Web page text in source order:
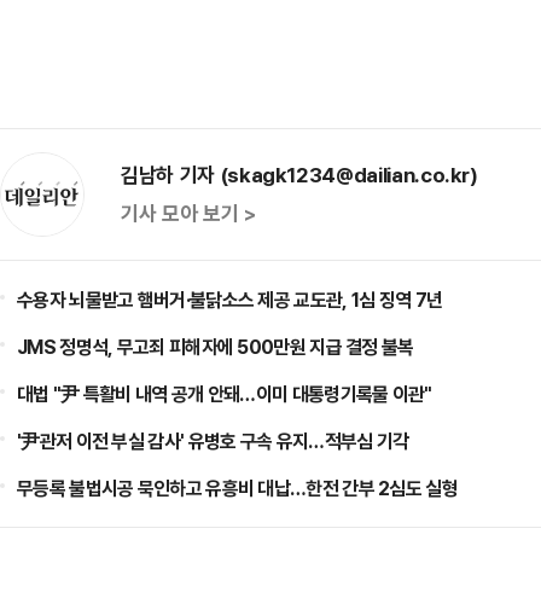
김남하 기자 (skagk1234@dailian.co.kr)
기사 모아 보기 >
수용자 뇌물받고 햄버거·불닭소스 제공 교도관, 1심 징역 7년
JMS 정명석, 무고죄 피해자에 500만원 지급 결정 불복
대법 "尹 특활비 내역 공개 안돼…이미 대통령기록물 이관"
'尹관저 이전 부실 감사' 유병호 구속 유지…적부심 기각
무등록 불법시공 묵인하고 유흥비 대납…한전 간부 2심도 실형